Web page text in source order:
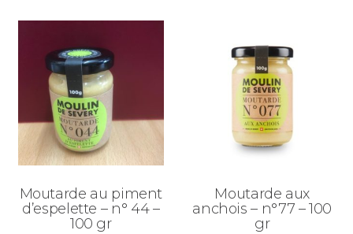
Moutarde au piment
d’espelette – n° 44 –
100 gr
Moutarde aux
anchois – n°77 – 100
gr